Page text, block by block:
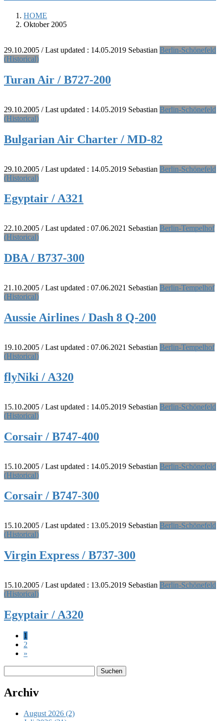
HOME
Oktober 2005
29.10.2005 / Last updated : 14.05.2019 Sebastian Berlin-Schönefeld
(Historical)
Turan Air / B727-200
29.10.2005 / Last updated : 14.05.2019 Sebastian Berlin-Schönefeld
(Historical)
Bulgarian Air Charter / MD-82
29.10.2005 / Last updated : 14.05.2019 Sebastian Berlin-Schönefeld
(Historical)
Egyptair / A321
22.10.2005 / Last updated : 07.06.2021 Sebastian Berlin-Tempelhof
(Historical)
DBA / B737-300
21.10.2005 / Last updated : 07.06.2021 Sebastian Berlin-Tempelhof
(Historical)
Aussie Airlines / Dash 8 Q-200
19.10.2005 / Last updated : 07.06.2021 Sebastian Berlin-Tempelhof
(Historical)
flyNiki / A320
15.10.2005 / Last updated : 14.05.2019 Sebastian Berlin-Schönefeld
(Historical)
Corsair / B747-400
15.10.2005 / Last updated : 14.05.2019 Sebastian Berlin-Schönefeld
(Historical)
Corsair / B747-300
15.10.2005 / Last updated : 13.05.2019 Sebastian Berlin-Schönefeld
(Historical)
Virgin Express / B737-300
15.10.2005 / Last updated : 13.05.2019 Sebastian Berlin-Schönefeld
(Historical)
Egyptair / A320
Seitennummerierung
der
Beiträge
Page
1
Page
2
»
nach:
Archiv
August 2026 (2)